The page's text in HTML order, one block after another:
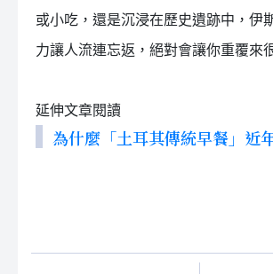
或小吃，還是沉浸在歷史遺跡中，伊
力讓人流連忘返，絕對會讓你重覆來
延伸文章閱讀
為什麼「土耳其傳統早餐」近